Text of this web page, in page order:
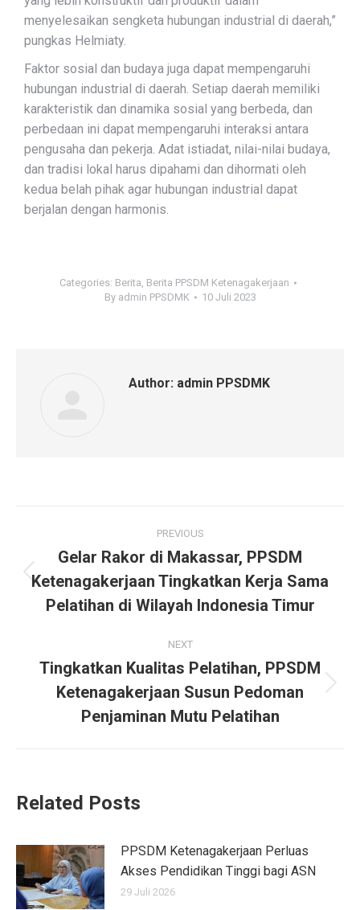
menyelesaikan sengketa hubungan industrial di daerah,”
pungkas Helmiaty.
Faktor sosial dan budaya juga dapat mempengaruhi
hubungan industrial di daerah. Setiap daerah memiliki
karakteristik dan dinamika sosial yang berbeda, dan
perbedaan ini dapat mempengaruhi interaksi antara
pengusaha dan pekerja. Adat istiadat, nilai-nilai budaya,
dan tradisi lokal harus dipahami dan dihormati oleh
kedua belah pihak agar hubungan industrial dapat
berjalan dengan harmonis.
Categories: Berita Berita PPSDM Ketenagakerjaan
By admin PPSDMK 10 Juli 2023
Author: admin PPSDMK
PREVIOUS
Gelar Rakor di Makassar, PPSDM
Ketenagakerjaan Tingkatkan Kerja Sama
Pelatihan di Wilayah Indonesia Timur
NEXT
Tingkatkan Kualitas Pelatihan, PPSDM
Ketenagakerjaan Susun Pedoman
Penjaminan Mutu Pelatihan
Related Posts
PPSDM Ketenagakerjaan Perluas
Akses Pendidikan Tinggi bagi ASN
29 Juli 2026